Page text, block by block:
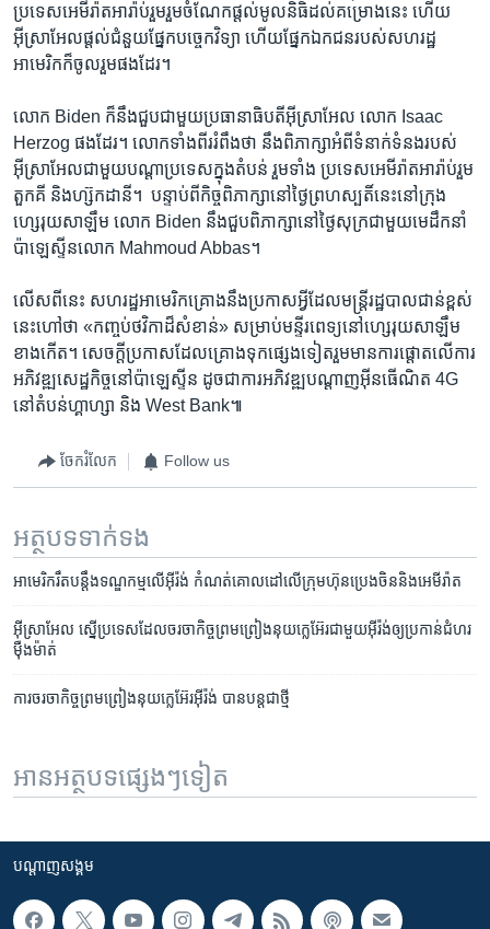
ប្រទេស​អេមីរ៉ាត​អារ៉ាប់រួម​រួម​ចំណែក​ផ្តល់​មូលនិធិ​ដល់​គម្រោង​នេះ ​ហើយ​
អ៊ីស្រាអែល​ផ្តល់​ជំនួយ​ផ្នែក​បច្ចេកវិទ្យា ​ហើយ​ផ្នែក​ឯកជន​របស់​សហរដ្ឋ​
អាមេរិក​ក៏ចូល​រួម​ផង​ដែរ។​
លោក ​Biden ​ក៏​នឹង​ជួប​ជាមួយ​ប្រធានាធិបតី​អ៊ីស្រាអែល ​លោក​ Isaac
Herzog ​ផង​ដែរ។ លោកទាំងពីរ​រំពឹង​ថា​ នឹង​ពិភាក្សា​អំពី​ទំនាក់​ទំនង​របស់​
អ៊ីស្រាអែល​ជាមួយ​បណ្តា​ប្រទេស​ក្នុង​តំបន់​ រួមទាំង​ ប្រទេស​អេមីរ៉ាត​អារ៉ាប់រួម​
តួកគី ​និង​ហ្ស៊កដានី។ ​ បន្ទាប់​ពី​កិច្ច​ពិភាក្សា​នៅ​ថ្ងៃ​ព្រហស្បតិ៍​នេះ​នៅ​ក្រុង​
ហ្សេរុយសាឡឹម​ លោក ​Biden ​នឹង​ជួប​ពិភាក្សា​នៅ​ថ្ងៃ​សុក្រ​ជាមួយ​មេ​ដឹកនាំ​
ប៉ាឡេស្ទីន​លោក​ Mahmoud Abbas។​
លើសពី​នេះ ​សហរដ្ឋ​អាមេរិក​គ្រោង​នឹង​ប្រកាស​អ្វី​ដែល​មន្ត្រី​រដ្ឋបាល​ជាន់ខ្ពស់​
នេះ​ហៅ​ថា​ «កញ្ចប់​ថវិកា​ដ៏​សំខាន់»​ សម្រាប់​មន្ទីរពេទ្យ​នៅ​ហ្សេរុយសាឡឹម​
ខាង​កើត។​ សេចក្តី​ប្រកាស​ដែល​គ្រោង​ទុក​ផ្សេង​ទៀត​រួមមាន​ការ​ផ្តោត​លើ​ការ​
អភិវឌ្ឍ​សេដ្ឋកិច្ច​នៅ​ប៉ាឡេស្ទីន​ ដូចជា​ការ​អភិវឌ្ឍ​បណ្តាញ​អ៊ីនធើណិត​ 4G ​
នៅ​តំបន់​ហ្គាហ្សា ​និង​ West Bank៕
ចែករំលែក Follow us
អត្ថបទ​ទាក់ទង
អាមេរិក​រឹត​បន្តឹង​ទណ្ឌកម្ម​លើ​អ៊ីរ៉ង់ ​កំណត់​គោលដៅ​លើ​ក្រុមហ៊ុន​ប្រេង​ចិន​និង​អេមីរ៉ាត
អ៊ីស្រាអែល ស្នើ​ប្រទេស​ដែល​ចរចា​កិច្ចព្រមព្រៀង​នុយក្លេអ៊ែរ​ជាមួយ​អ៊ីរ៉ង់​ឲ្យ​ប្រកាន់​ជំហរ​
ម៉ឺងម៉ាត់
ការចរចា​កិច្ចព្រមព្រៀង​នុយក្លេអ៊ែរ​អ៊ីរ៉ង់ បាន​បន្ត​ជាថ្មី
អានអត្ថបទផ្សេងៗទៀត
បណ្តាញ​សង្គម